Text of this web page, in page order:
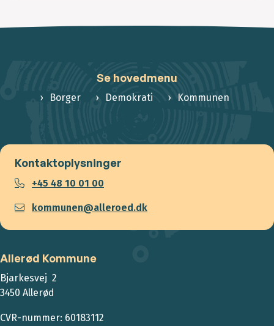
Se hovedmenu
Borger Demokrati Kommunen
Kontaktoplysninger
+45 48 10 01 00
kommunen@alleroed.dk
Allerød Kommune
Bjarkesvej 2
3450 Allerød
CVR-nummer: 60183112